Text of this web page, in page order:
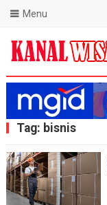
Blog Kanal Wisata
Menu
Tag: bisnis